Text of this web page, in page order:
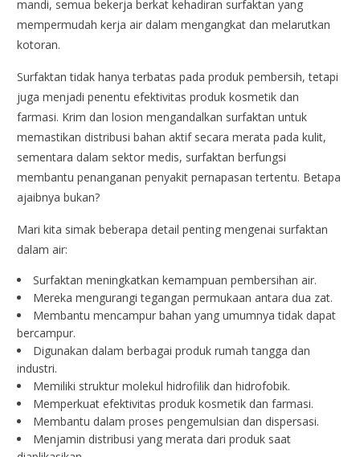
mandi, semua bekerja berkat kehadiran surfaktan yang
mempermudah kerja air dalam mengangkat dan melarutkan
kotoran.
Surfaktan tidak hanya terbatas pada produk pembersih, tetapi
juga menjadi penentu efektivitas produk kosmetik dan
farmasi. Krim dan losion mengandalkan surfaktan untuk
memastikan distribusi bahan aktif secara merata pada kulit,
sementara dalam sektor medis, surfaktan berfungsi
membantu penanganan penyakit pernapasan tertentu. Betapa
ajaibnya bukan?
Mari kita simak beberapa detail penting mengenai surfaktan
dalam air:
Surfaktan meningkatkan kemampuan pembersihan air.
Mereka mengurangi tegangan permukaan antara dua zat.
Membantu mencampur bahan yang umumnya tidak dapat
bercampur.
Digunakan dalam berbagai produk rumah tangga dan
industri.
Memiliki struktur molekul hidrofilik dan hidrofobik.
Memperkuat efektivitas produk kosmetik dan farmasi.
Membantu dalam proses pengemulsian dan dispersasi.
Menjamin distribusi yang merata dari produk saat